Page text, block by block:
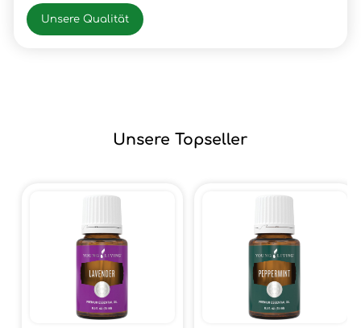
Unsere Qualität
Unsere Topseller